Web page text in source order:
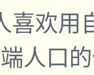
喜欢用
人口